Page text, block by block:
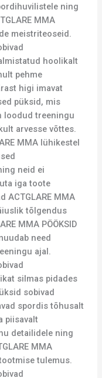
ning
MMA
meistriteoseid.
hoolikalt
pehme
higi imavat
püksid, mis
loodud treeningu
arvesse võttes.
MMA lühikestel
neid ei
iga toote
ACTGLARE MMA
tõlgendus
MMA PÖÖKSID
need
ajal.
silmas pidades
sobivad
spordis tõhusalt
piisavalt
detailidele ning
MMA
tulemus.